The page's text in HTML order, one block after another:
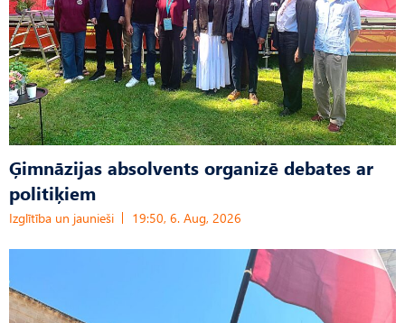
Ģimnāzijas absolvents organizē debates ar
politiķiem
Izglītība un jaunieši 19:50, 6. Aug, 2026